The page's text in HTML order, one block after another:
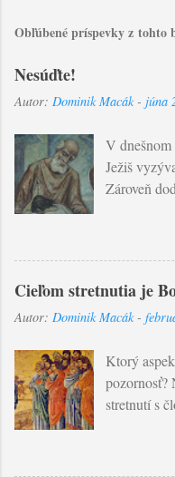
Obľúbené príspevky z tohto
Nesúďte!
Autor: Dominik Macák - júna
V
Ježiš
Zároveň
Súdiť v
úsudok je
nepozná
najčastejšie
rozdiel do
Cieľom stretnutia je
Autor: Dominik Macák -
Ktorý
pozornosť?
stretnutí s
správanie